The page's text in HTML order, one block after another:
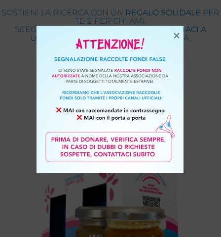
SOSTIENI LA RICERCA CON UN REGALO SOLIDALE PER
TE E PER CHI AMI.
SCEGLI IL DONO CHE PIÙ FA PER TE E
AIUTACI A
LOTTARE
CONTRO IL NEUROBLASTOMA.